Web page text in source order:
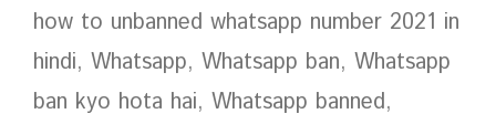
how to unbanned whatsapp number 2021 in
hindi, Whatsapp, Whatsapp ban, Whatsapp
ban kyo hota hai, Whatsapp banned,